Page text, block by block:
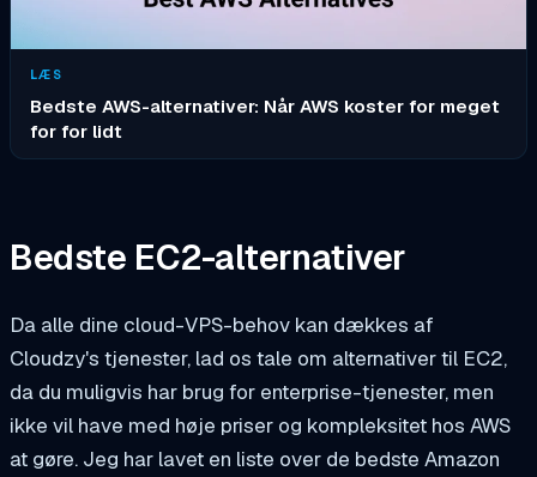
LÆS
Bedste AWS-alternativer: Når AWS koster for meget
for for lidt
Bedste EC2-alternativer
Da alle dine cloud-VPS-behov kan dækkes af
Cloudzy's tjenester, lad os tale om alternativer til EC2,
da du muligvis har brug for enterprise-tjenester, men
ikke vil have med høje priser og kompleksitet hos AWS
at gøre. Jeg har lavet en liste over de bedste Amazon